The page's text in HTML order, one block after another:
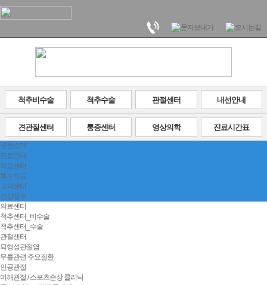
척추비수술 척추수술 관절센터 내선안내
견관절센터 통증센터 영상의학 진료시간표
병원소개
진료안내
의료센터
특수치료
고객센터
건강정보
의료센터
척추센터_비수술
척추센터_수술
관절센터
퇴행성관절염
무릎관련 주요질환
인공관절
어깨관절 / 스포츠손상 클리닉